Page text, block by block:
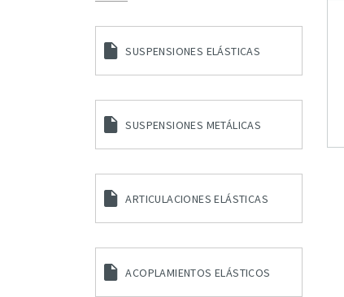
SUSPENSIONES ELÁSTICAS
SUSPENSIONES METÁLICAS
ARTICULACIONES ELÁSTICAS
ACOPLAMIENTOS ELÁSTICOS